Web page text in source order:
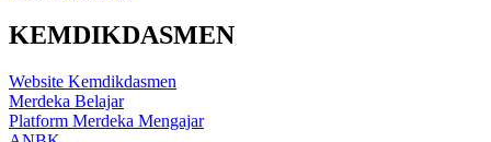
KEMDIKDASMEN
Website Kemdikdasmen
Merdeka Belajar
Platform Merdeka Mengajar